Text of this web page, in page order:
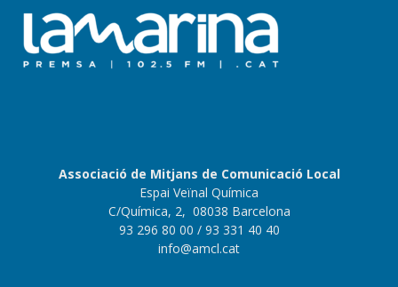
Associació de Mitjans de Comunicació Local
Espai Veïnal Química
C/Química, 2, 08038 Barcelona
93 296 80 00 / 93 331 40 40
info@amcl.cat